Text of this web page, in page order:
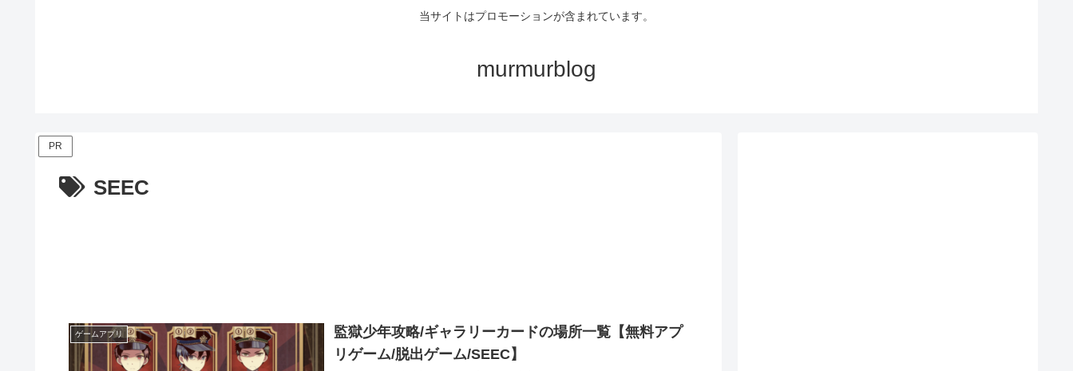
当サイトはプロモーションが含まれています。
murmurblog
PR
SEEC
ゲームアプリ
監獄少年攻略/ギャラリーカードの場所一覧【無料アプ
リゲーム/脱出ゲーム/SEEC】